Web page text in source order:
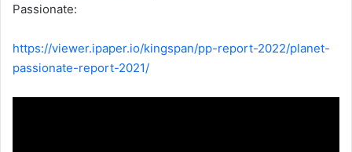
Passionate:
https://viewer.ipaper.io/kingspan/pp-report-2022/planet-
passionate-report-2021/